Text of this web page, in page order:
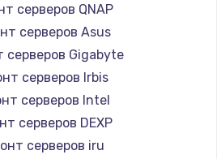
1200 руб.
Заказать
драйверов
950 руб.
серверов QNAP
серверов Asus
серверов Gigabyte
серверов Irbis
серверов Intel
серверов DEXP
серверов iru